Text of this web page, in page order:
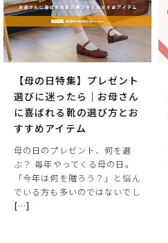
【母の日特集】プレゼント
選びに迷ったら｜お母さん
に喜ばれる靴の選び方とお
すすめアイテム
母の日のプレゼント、何を選
ぶ？ 毎年やってくる母の日。
「今年は何を贈ろう？」と悩ん
でいる方も多いのではないでし
[…]
カラー
サイズ